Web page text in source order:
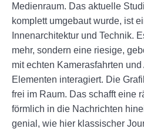
Medienraum. Das aktuelle
komplett umgebaut wurde, ist
Innenarchitektur und Technik.
mehr, sondern eine riesige,
mit echten Kamerasfahrten
Elementen interagiert. Die
frei im Raum. Das schafft eine
förmlich in die Nachrichten
genial, wie hier klassischer